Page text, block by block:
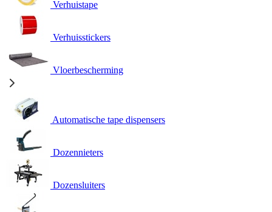
Verhuistape
Verhuisstickers
Vloerbescherming
Automatische tape dispensers
Dozennieters
Dozensluiters